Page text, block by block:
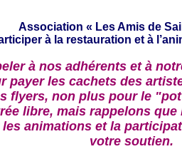
Association « Les Amis de
à la restauration et à
à nos adhérents et à
payer les cachets des
flyers, non plus pour le
libre, mais rappelons
animations et la
votre soutien.